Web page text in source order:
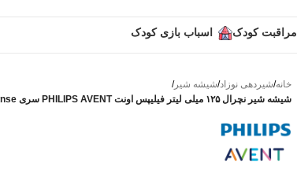
مراقبت کودک اسباب بازی کودک
خانه/شیردهی نوزاد/شیشه شیر/
شیشه شیر نچرال ۱۲۵ میلی لیتر فیلیپس اونت PHILIPS AVENT سری Response – بدون جعبه